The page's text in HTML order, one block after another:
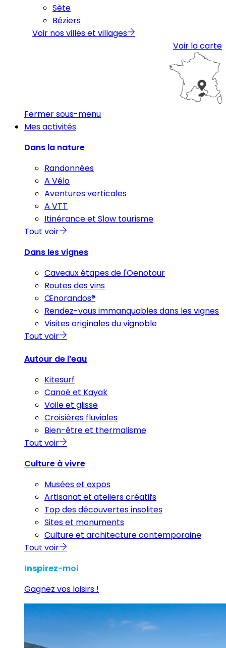
Sète
Béziers
Voir nos villes et villages
Voir la carte
Fermer sous-menu
Mes activités
Dans la nature
Randonnées
A Vélo
Aventures verticales
A VTT
Itinérance et Slow tourisme
Tout voir
Dans les vignes
Caveaux étapes de l'Oenotour
Routes des vins
Œnorandos®
Rendez-vous immanquables dans les vignes
Visites originales du vignoble
Tout voir
Autour de l’eau
Kitesurf
Canoë et Kayak
Voile et glisse
Croisières fluviales
Bien-être et thermalisme
Tout voir
Culture à vivre
Musées et expos
Artisanat et ateliers créatifs
Top des découvertes insolites
Sites et monuments
Culture et architecture contemporaine
Tout voir
Inspirez-moi
Gagnez vos loisirs !